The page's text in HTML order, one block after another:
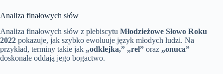
Analiza finałowych słów
Analiza finałowych słów z plebiscytu Młodzieżowe Słowo Roku
2022 pokazuje, jak szybko ewoluuje język młodych ludzi. Na
przykład, terminy takie jak „odklejka,” „rel” oraz „onuca”
doskonale oddają jego bogactwo.